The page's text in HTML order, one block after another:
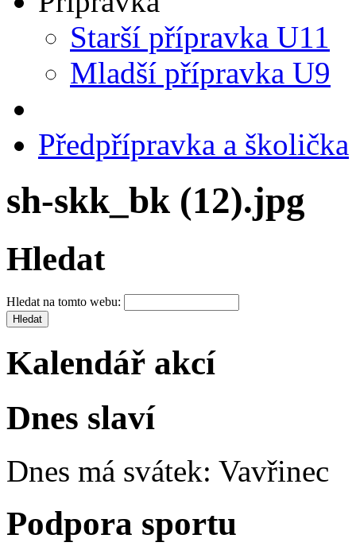
Starší přípravka U11
Mladší přípravka U9
Předpřípravka a školička
sh-skk_bk (12).jpg
Hledat
Hledat na tomto webu:
Kalendář akcí
Dnes slaví
Dnes má svátek: Vavřinec
Podpora sportu